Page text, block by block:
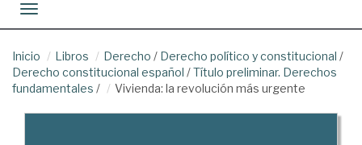
Toggle navigation
Inicio Libros Derecho / Derecho político y constitucional /
Derecho constitucional español /Título preliminar. Derechos
fundamentales / Vivienda: la revolución más urgente